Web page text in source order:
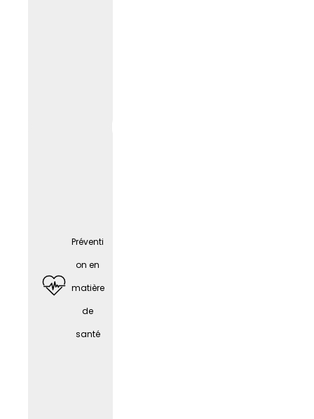
Préventi
on en
matière
de
santé